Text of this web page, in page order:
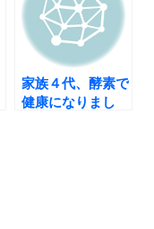
家族４代、酵素で
健康になりまし